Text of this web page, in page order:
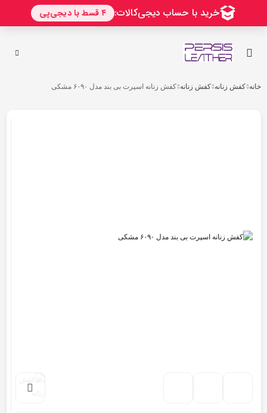
محتوا
خانه کفش زنانه کفش زنانه کفش زنانه اسپرت بی بند مدل ۶۰۹۰ مشکی